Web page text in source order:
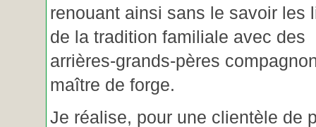
renouant ainsi sans le savoir les
de la tradition familiale avec des
arrières-grands-pères
maître de forge.
Je réalise, pour une clientèle de